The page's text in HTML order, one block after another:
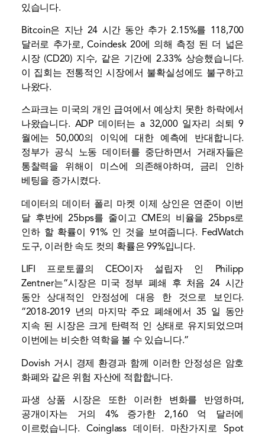
있습니다.
Bitcoin은 지난 24 시간 동안 추가 2.15%를 118,700
달러로 추가로, Coindesk 20에 의해 측정 된 더 넓은
시장 (CD20) 지수, 같은 기간에 2.33% 상승했습니다.
이 집회는 전통적인 시장에서 불확실성에도 불구하고
나왔다.
스파크는 미국의 개인 급여에서 예상치 못한 하락에서
나왔습니다. ADP 데이터는 a32,000 일자리 쇠퇴9
월에는 50,000의 이익에 대한 예측에 반대합니다.
정부가 공식 노동 데이터를 중단하면서 거래자들은
통찰력을 위해이 미스에 의존해야하며, 금리 인하
베팅을 증가시켰다.
데이터의 데이터 폴리 마켓 이제 상인은 연준이 이번
달 후반에 25bps를 줄이고 CME의 비율을 25bps로
인하 할 확률이 91% 인 것을 보여줍니다. FedWatch
도구, 이러한 속도 컷의 확률은 99%입니다.
LIFI 프로토콜의 CEO이자 설립자 인 Philipp
Zentner는“시장은 미국 정부 폐쇄 후 처음 24 시간
동안 상대적인 안정성에 대응 한 것으로 보인다.
“2018-2019 년의 마지막 주요 폐쇄에서 35 일 동안
지속 된 시장은 크게 탄력적 인 상태로 유지되었으며
이번에는 비슷한 역학을 볼 수 있습니다.”
Dovish 거시 경제 환경과 함께 이러한 안정성은 암호
화폐와 같은 위험 자산에 적합합니다.
파생 상품 시장은 또한 이러한 변화를 반영하며,
공개이자는 거의 4% 증가한 2,160 억 달러에
이르렀습니다. Coinglass데이터. 마찬가지로 Spot